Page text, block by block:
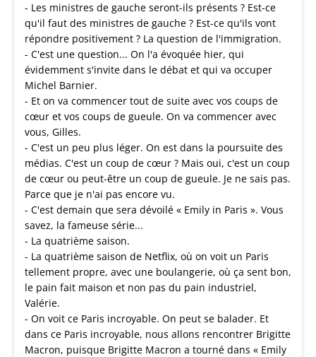
- Les ministres de gauche seront-ils présents ? Est-ce
qu'il faut des ministres de gauche ? Est-ce qu'ils vont
répondre positivement ? La question de l'immigration.
- C'est une question... On l'a évoquée hier, qui
évidemment s'invite dans le débat et qui va occuper
Michel Barnier.
- Et on va commencer tout de suite avec vos coups de
cœur et vos coups de gueule. On va commencer avec
vous, Gilles.
- C'est un peu plus léger. On est dans la poursuite des
médias. C'est un coup de cœur ? Mais oui, c'est un coup
de cœur ou peut-être un coup de gueule. Je ne sais pas.
Parce que je n'ai pas encore vu.
- C'est demain que sera dévoilé « Emily in Paris ». Vous
savez, la fameuse série...
- La quatrième saison.
- La quatrième saison de Netflix, où on voit un Paris
tellement propre, avec une boulangerie, où ça sent bon,
le pain fait maison et non pas du pain industriel,
Valérie.
- On voit ce Paris incroyable. On peut se balader. Et
dans ce Paris incroyable, nous allons rencontrer Brigitte
Macron, puisque Brigitte Macron a tourné dans « Emily